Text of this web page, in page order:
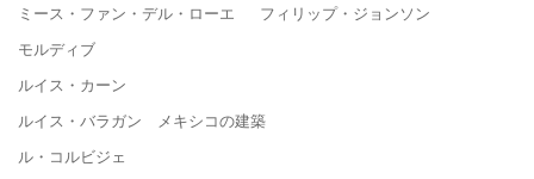
ミース・ファン・デル・ローエ フィリップ・ジョンソン
モルディブ
ルイス・カーン
ルイス・バラガン メキシコの建築
ル・コルビジェ